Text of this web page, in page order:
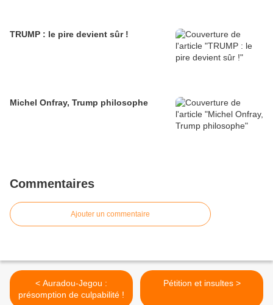
TRUMP : le pire devient sûr !
Michel Onfray, Trump philosophe
Commentaires
Ajouter un commentaire
< Auradou-Jegou :
présomption de culpabilité !
Pétition et insultes >